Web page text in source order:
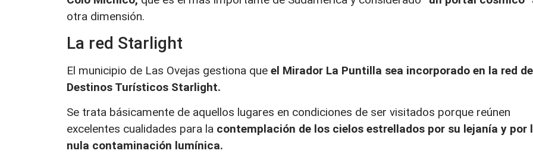
otra dimensión.
La red Starlight
El municipio de Las Ovejas gestiona que el Mirador La Puntilla sea incorporado en la red de
Destinos Turísticos Starlight.
Se trata básicamente de aquellos lugares en condiciones de ser visitados porque reúnen
excelentes cualidades para la contemplación de los cielos estrellados por su lejanía y por
nula contaminación lumínica.